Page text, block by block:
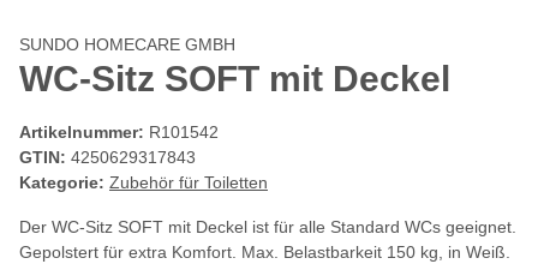
SUNDO HOMECARE GMBH
WC-Sitz SOFT mit Deckel
Artikelnummer: R101542
GTIN: 4250629317843
Kategorie: Zubehör für Toiletten
Der WC-Sitz SOFT mit Deckel ist für alle Standard WCs geeignet.
Gepolstert für extra Komfort. Max. Belastbarkeit 150 kg, in Weiß.